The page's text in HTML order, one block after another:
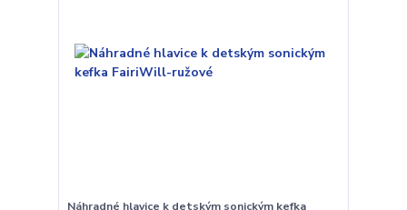
Náhradné hlavice k detským sonickým kefka